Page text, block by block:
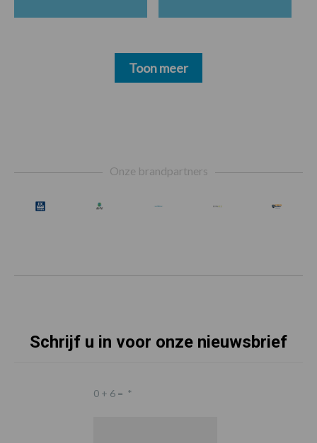
Toon meer
Onze brandpartners
Schrijf u in voor onze nieuwsbrief
0 + 6 = *